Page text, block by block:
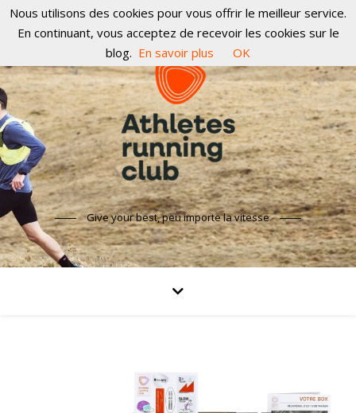
Give your best, peu importe la vitesse
Nous utilisons des cookies pour vous offrir le meilleur service.
En continuant, vous acceptez de recevoir les cookies sur le
blog. En savoir plus OK